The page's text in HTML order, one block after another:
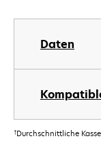
Daten
†Durchschnittliche